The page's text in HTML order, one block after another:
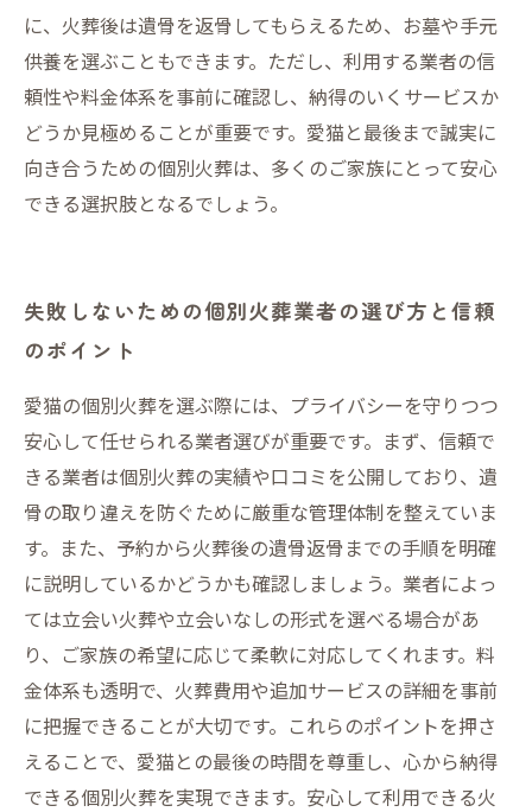
に、火葬後は遺骨を返骨してもらえるため、お墓や手元
供養を選ぶこともできます。ただし、利用する業者の信
頼性や料金体系を事前に確認し、納得のいくサービスか
どうか見極めることが重要です。愛猫と最後まで誠実に
向き合うための個別火葬は、多くのご家族にとって安心
できる選択肢となるでしょう。
失敗しないための個別火葬業者の選び方と信頼
のポイント
愛猫の個別火葬を選ぶ際には、プライバシーを守りつつ
安心して任せられる業者選びが重要です。まず、信頼で
きる業者は個別火葬の実績や口コミを公開しており、遺
骨の取り違えを防ぐために厳重な管理体制を整えていま
す。また、予約から火葬後の遺骨返骨までの手順を明確
に説明しているかどうかも確認しましょう。業者によっ
ては立会い火葬や立会いなしの形式を選べる場合があ
り、ご家族の希望に応じて柔軟に対応してくれます。料
金体系も透明で、火葬費用や追加サービスの詳細を事前
に把握できることが大切です。これらのポイントを押さ
えることで、愛猫との最後の時間を尊重し、心から納得
できる個別火葬を実現できます。安心して利用できる火